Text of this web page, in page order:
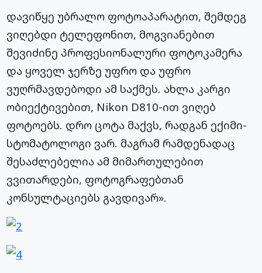
დავიწყე უბრალო ფოტოაპარატით, შემდეგ
ვიღებდი ტელეფონით, მოგვიანებით
შევიძინე პროფესიონალური ფოტოკამერა
და ყოველ ჯერზე უფრო და უფრო
ვუღრმავდებოდი ამ საქმეს. ახლა კარგი
ობიექტივებით, Nikon D810-ით ვიღებ
ფოტოებს. დრო ცოტა მაქვს, რადგან ექიმი-
სტომატოლოგი ვარ. მაგრამ რამდენადაც
შესაძლებელია ამ მიმართულებით
ვვითარდები, ფოტოგრაფებთან
კონსულტაციებს გავდივარ».